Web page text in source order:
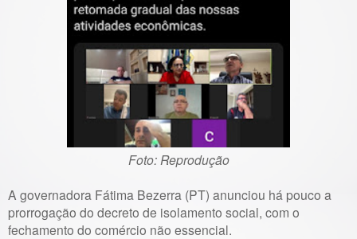
Foto: Reprodução
A governadora Fátima Bezerra (PT) anunciou há pouco a
prorrogação do decreto de isolamento social, com o
fechamento do comércio não essencial.